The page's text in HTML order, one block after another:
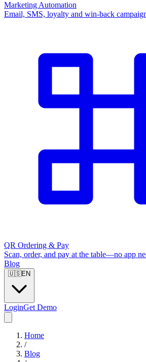
Marketing Automation
Email, SMS, loyalty and win-back
QR Ordering & Pay
Scan, order, and pay at the table—no app
Blog
🇺🇸EN
LoginGet Demo
Home
/
Blog